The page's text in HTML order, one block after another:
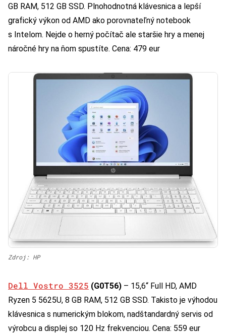
GB RAM, 512 GB SSD. Plnohodnotná klávesnica a lepší
grafický výkon od AMD ako porovnateľný notebook
s Intelom. Nejde o herný počítač ale staršie hry a menej
náročné hry na ňom spustíte. Cena: 479 eur
Zdroj: HP
Dell Vostro 3525 (G0T56) – 15,6“ Full HD, AMD
Ryzen 5 5625U, 8 GB RAM, 512 GB SSD. Takisto je výhodou
klávesnica s numerickým blokom, nadštandardný servis od
výrobcu a displej so 120 Hz frekvenciou. Cena: 559 eur